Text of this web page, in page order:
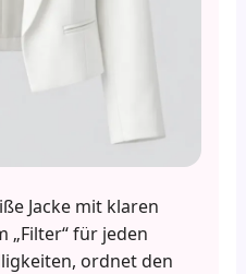
Jacke mit klaren
„Filter“ für jeden
ordnet den